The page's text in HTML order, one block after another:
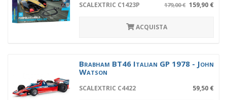
SCALEXTRIC C1423P 159,90 €
179,00 €
ACQUISTA
Brabham BT46 Italian GP 1978 - John
Watson
SCALEXTRIC C4422 59,50 €